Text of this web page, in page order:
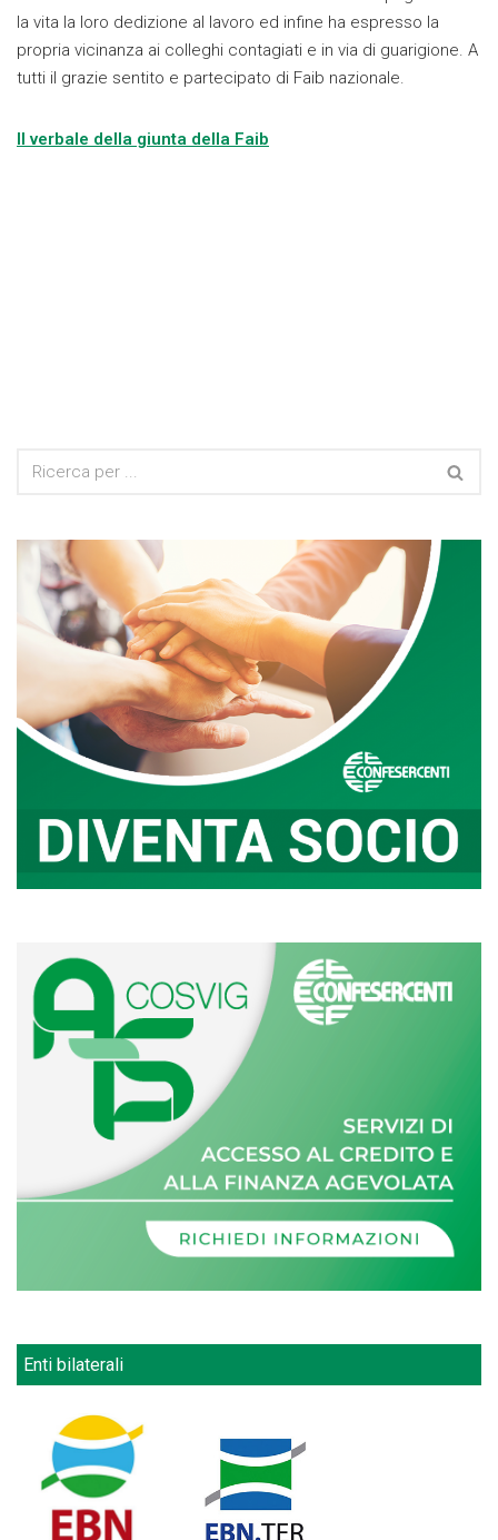
la vita la loro dedizione al lavoro ed infine ha espresso la
propria vicinanza ai colleghi contagiati e in via di guarigione. A
tutti il grazie sentito e partecipato di Faib nazionale.
Il verbale della giunta della Faib
Enti bilaterali